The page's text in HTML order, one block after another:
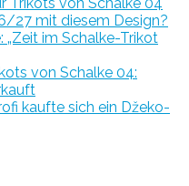
27 mit diesem Design?
„Zeit im Schalke-Trikot
von Schalke 04:
kaufte sich ein Džeko-